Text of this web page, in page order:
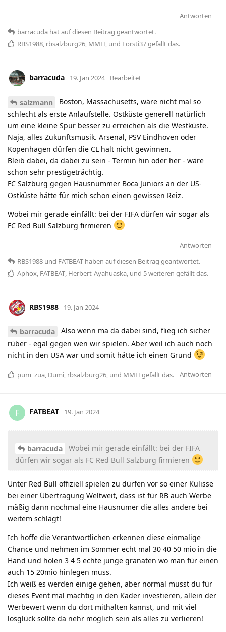
Antworten
barracuda hatauf diesen Beitrag geantwortet.
RBS1988, rbsalzburg26, MMH, und Forsti37gefällt das.
barracuda 19. Jan 2024 Bearbeitet
salzmann
Boston, Massachusetts, wäre nicht mal so
schlecht als erste Anlaufstelle. Ostküste generell natürlich
um eine kleine Spur besser zu erreichen als die Westküste.
Naja, alles Zukunftsmusik. Arsenal, PSV Eindhoven oder
Kopenhagen dürfen die CL halt nicht gewinnen.
Bleib dabei, da dabei zu sein - Termin hin oder her - wäre
schon sehr prestigeträchtig.
FC Salzburg gegen Hausnummer Boca Juniors an der US-
Ostküste hätte für mich schon einen gewissen Reiz.
Wobei mir gerade einfällt: bei der FIFA dürfen wir sogar als
FC Red Bull Salzburg firmieren
Antworten
RBS1988 und FATBEAT haben auf diesen Beitrag geantwortet.
Aphox, FATBEAT, Herbert-Ayahuaska, und 5weiteren gefällt das.
RBS1988 19. Jan 2024
barracuda
Also wenn ma da dabei sind, flieg ich sicher
rüber - egal gegen wen wir spielen. Aber weil ich auch noch
nicht in den USA war und somit hätte ich einen Grund
Antworten
pum_zua Dumi rbsalzburg26 , und MMH gefällt das.
F FATBEAT 19. Jan 2024
barracuda
Wobei mir gerade einfällt: bei der FIFA
dürfen wir sogar als FC Red Bull Salzburg firmieren
Unter Red Bull offiziell spielen zu dürfen vor so einer Kulisse
bei einer Übertragung Weltweit, dass ist für RB auch Werbe
mäßig dann nochmal eine Hausnumer die alles andere bei
weitem schlägt!
Ich hoffe die Verantwortlichen erkennen diese einmalige
Chance und nehmen im Sommer echt mal 30 40 50 mio in die
Hand und holen 3 4 5 echte junge granaten wo man für einen
auch 15 20mio hinlegen muss.
Ich weiß es werden einige gehen, aber normal musst du für
dieses Event mal mächtig in den Kader investieren, allein der
Werbewert wenn du dort mithalten kannst, und mit viel
losglück sollte da nehr möglich sein als alles zu verlieren!